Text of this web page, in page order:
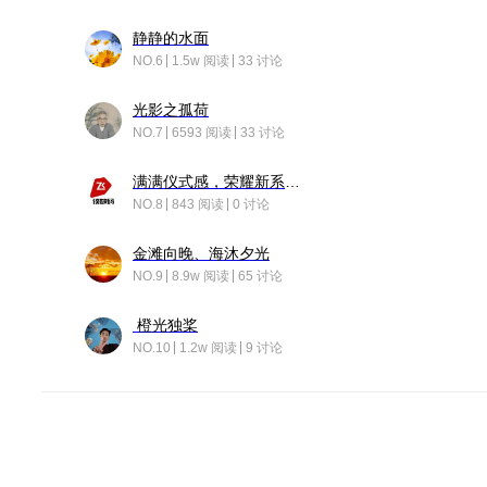
静静的水面
NO.6 1.5w 阅读 33 讨论
光影之孤荷
NO.7 6593 阅读 33 讨论
NO.8 843 阅读 0 讨论
金滩向晚、海沐夕光
NO.9 8.9w 阅读 65 讨论
橙光独桨
NO.10 1.2w 阅读 9 讨论